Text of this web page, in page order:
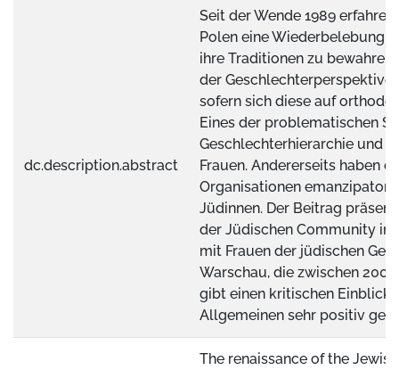
dc.description.abstract
Seit der Wende 1989
Polen eine Wiederbelebung
ihre Traditionen zu
der
sofern sich diese auf
Eines der problematischen
Geschlechterhierarchie und
Frauen. Andererseits haben
Organisationen
Jüdinnen. Der Beitrag
der Jüdischen Community in
mit Frauen der jüdischen
Warschau, die zwischen
gibt einen kritischen Einblick
Allgemeinen sehr positiv
The renaissance of the